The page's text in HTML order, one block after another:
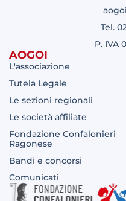
Tel.
P. IVA
AOGOI
L'associazione
Tutela Legale
Le sezioni regionali
Le società affiliate
Fondazione Confalonieri
Ragonese
Bandi e concorsi
Comunicati